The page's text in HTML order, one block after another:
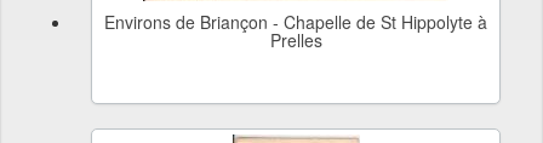
Environs de Briançon - Chapelle de St Hippolyte à
Prelles